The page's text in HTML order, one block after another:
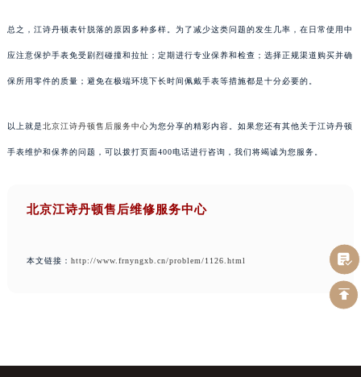
总之，江诗丹顿表针脱落的原因多种多样。为了减少这类问题的发生几率，在日常使用中
应注意保护手表免受剧烈碰撞和拉扯；定期进行专业保养和检查；选择正规渠道购买并确
保所用零件的质量；避免在极端环境下长时间佩戴手表等措施都是十分必要的。
以上就是北京江诗丹顿售后服务中心为您分享的精彩内容。如果您还有其他关于江诗丹顿
手表维护和保养的问题，可以拨打页面400电话进行咨询，我们将竭诚为您服务。
北京江诗丹顿售后维修服务中心
本文链接： http://www.frnyngxb.cn/problem/1126.html